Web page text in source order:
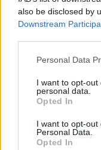
also be disclosed by
Downstream
Personal Data
I want to opt-
personal data.
Opted In
I want to opt-out
Personal Data.
Opted In
ARTICLES
essentiels des
cardiologues pour
éviter le danger